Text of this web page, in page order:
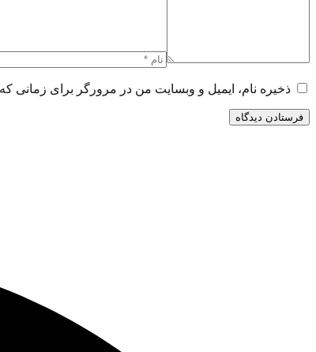
ذخیره نام، ایمیل و وبسایت من در مرورگر برای زمانی